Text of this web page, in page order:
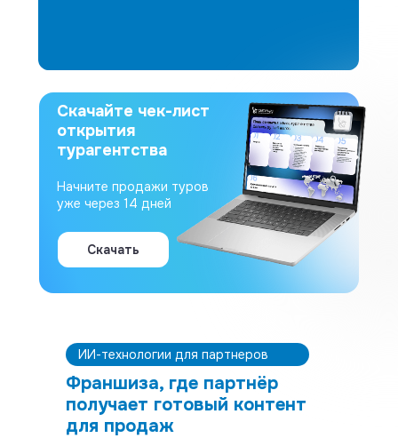
Скачайте чек-лист
открытия
турагентства
Начните продажи туров
уже через 14 дней
Скачать
Франшиза, где партнёр
получает готовый контент
для продаж
ИИ-технологии для партнеров